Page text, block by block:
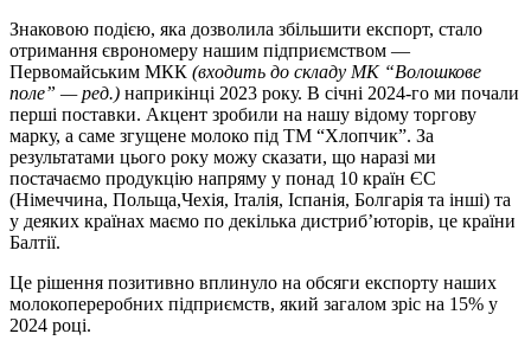
Знаковою подією, яка дозволила збільшити експорт, стало
отримання єврономеру нашим підприємством —
Первомайським МКК (входить до складу МК “Волошкове
поле” — ред.) наприкінці 2023 року. В січні 2024-го ми почали
перші поставки. Акцент зробили на нашу відому торгову
марку, а саме згущене молоко під ТМ “Хлопчик”. За
результатами цього року можу сказати, що наразі ми
постачаємо продукцію напряму у понад 10 країн ЄС
(Німеччина, Польща,Чехія, Італія, Іспанія, Болгарія та інші) та
у деяких країнах маємо по декілька дистриб’юторів, це країни
Балтії.
Це рішення позитивно вплинуло на обсяги експорту наших
молокопереробних підприємств, який загалом зріс на 15% у
2024 році.